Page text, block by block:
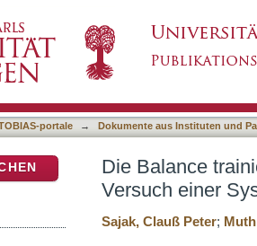
portale → Dokumente aus Instituten und
Die Balance
Versuch einer
Sajak, Clauß Peter;